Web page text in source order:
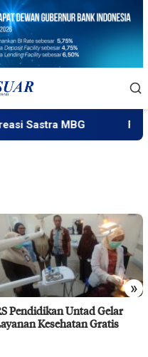
Sastra MBG Fatek
»
Pendidikan Untad Gelar
Kesehatan Gratis